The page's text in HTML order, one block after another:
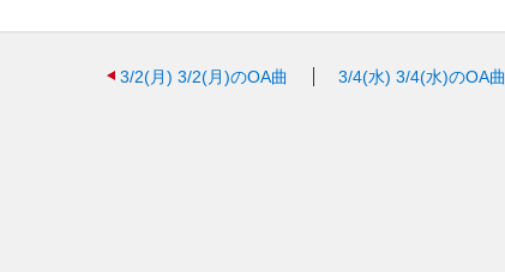
3/2(月) 3/2(月)のOA曲 3/4(水) 3/4(水)のOA曲